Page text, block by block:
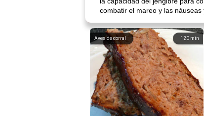
combatir el mareo y las
120 min
Aves de corral